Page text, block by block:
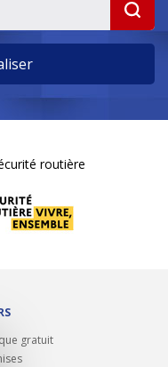
le bandeau des
routière
gratuit